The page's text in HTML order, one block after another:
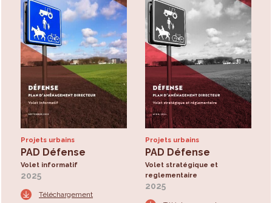
Projets urbains
PAD Défense
Volet informatif
2025
Téléchargement
Projets urbains
PAD Défense
Volet stratégique et
reglementaire
2025